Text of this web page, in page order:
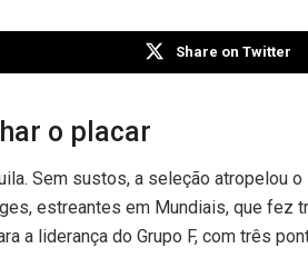
Share on Twitter
o placar
Sem sustos, a seleção atropelou o
estreantes em Mundiais, que fez
a liderança do Grupo F, com três